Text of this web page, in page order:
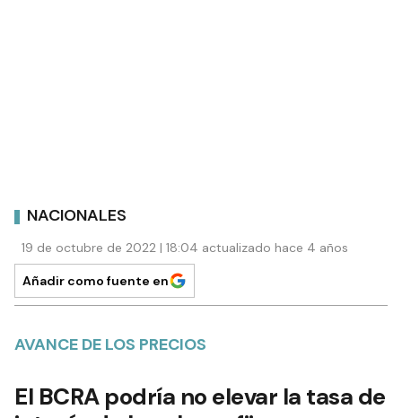
NACIONALES
19 de octubre de 2022 | 18:04 actualizado hace 4 años
Añadir como fuente en
AVANCE DE LOS PRECIOS
El BCRA podría no elevar la tasa de